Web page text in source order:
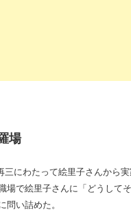
場
三にわたって絵里子さんから
場で絵里子さんに「どうして
問い詰めた。